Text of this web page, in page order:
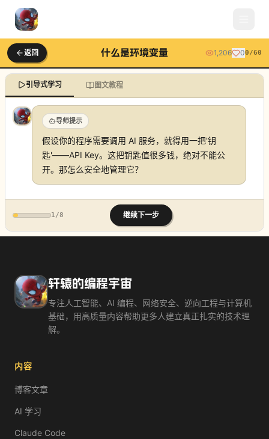
返回 什么是环境变量 1,206 00/60
引导式学习 图文教程
导师提示
假设你的程序需要调用 AI 服务，就得用一把'钥
匙'——API Key。这把钥匙值很多钱，绝对不能公
开。那怎么安全地管理它？
1/8 继续下一步
假设你的程序需要调用 AI 服务，就得用一把'钥匙'——API Key
核心概念：环境变量 = 存在操作系统里的键值对，程序启动
环境变量配好了。但问题来了——如果你把代码推到 GitHub，
核心概念：.gitignore 文件告诉 Git「忽略这些文件，不要提
以下哪个做法最危险？
把 .env 加入 .gitignore
把 API_KEY 直接写在代码里推到 GitHub
用环境变量读取数据库地址
轩辕的编程宇宙
专注人工智能、AI 编程、网络安全、逆向工程与计算机
基础，用高质量内容帮助更多人建立真正扎实的技术理
解。
内容
博客文章
AI 学习
Claude Code